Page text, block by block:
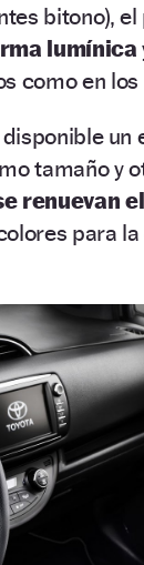
bitono),
lumínica
como en
tamaño y
renuevan
para